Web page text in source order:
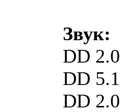
Звук:
DD 2.0
DD 5.1
DD